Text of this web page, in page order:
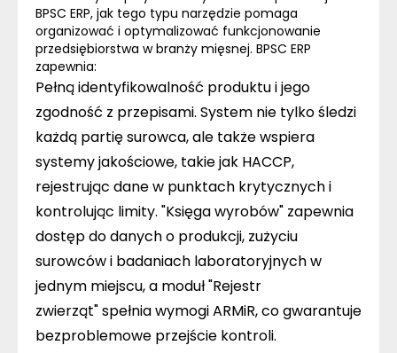
BPSC ERP, jak tego typu narzędzie pomaga
organizować i optymalizować funkcjonowanie
przedsiębiorstwa w branży mięsnej. BPSC ERP
zapewnia:
Pełną identyfikowalność produktu i jego
zgodność z przepisami. System nie tylko śledzi
każdą partię surowca, ale także wspiera
systemy jakościowe, takie jak HACCP,
rejestrując dane w punktach krytycznych i
kontrolując limity. "Księga wyrobów" zapewnia
dostęp do danych o produkcji, zużyciu
surowców i badaniach laboratoryjnych w
jednym miejscu, a moduł"Rejestr
zwierząt"spełnia wymogi ARMiR, co gwarantuje
bezproblemowe przejście kontroli.